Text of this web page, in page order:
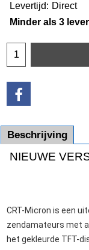
Levertijd: Direct
Minder als 3
Beschrijving
NIEUWE
CRT-Micron is een
zendamateurs met
het gekleurde TFT-